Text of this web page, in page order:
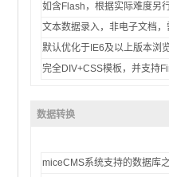
如含Flash，根据实际难度另
文本数据录入，非电子文档，
默认优化于IE6及以上版本浏
完全DIV+CSS模板，并支持
数据转换
miceCMS系统支持的数据库